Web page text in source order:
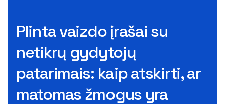
Plinta vaizdo įrašai su
netikrų gydytojų
patarimais: kaip atskirti, ar
matomas žmogus yra